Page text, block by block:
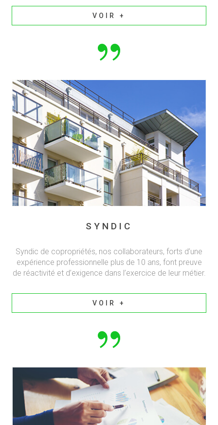
VOIR +
SYNDIC
Syndic de copropriétés, nos collaborateurs, forts d’une
expérience professionnelle plus de 10 ans, font preuve
de réactivité et d’exigence dans l’exercice de leur métier.
VOIR +